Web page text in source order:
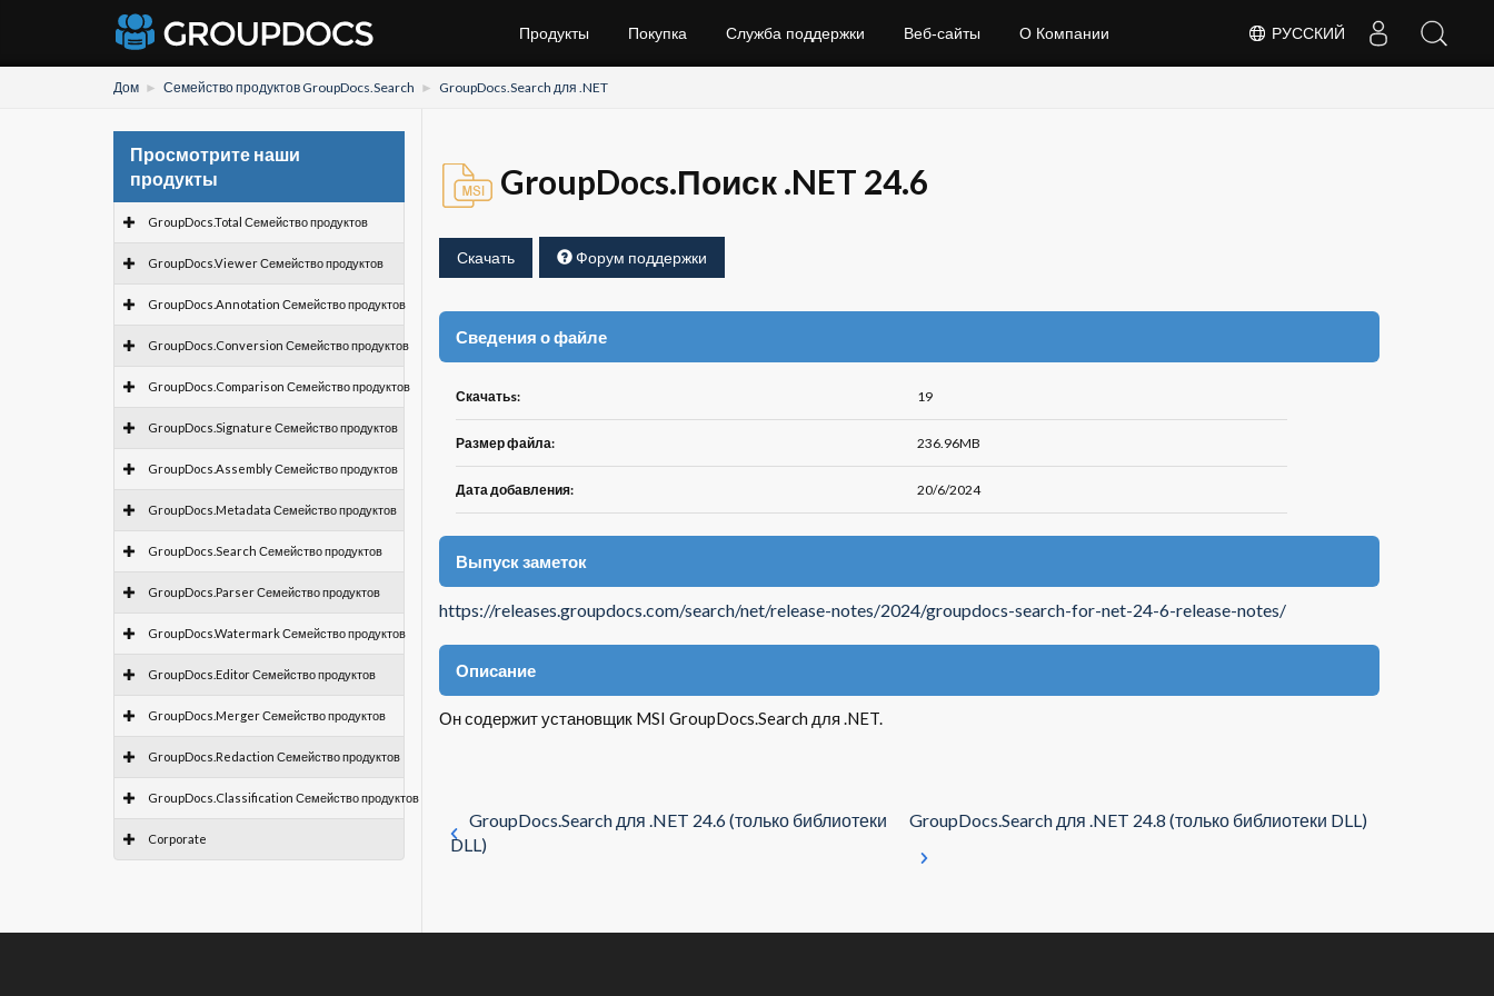
РУССКИЙ
Продукты Покупка Служба поддержки Веб-сайты О Компании
Дом Семейство продуктов GroupDocs.Search GroupDocs.Search для .NET
Просмотрите наши
продукты
GroupDocs.Total Семейство продуктов
GroupDocs.Viewer Семейство продуктов
GroupDocs.Annotation Семейство продуктов
GroupDocs.Conversion Семейство продуктов
GroupDocs.Comparison Семейство продуктов
GroupDocs.Signature Семейство продуктов
GroupDocs.Assembly Семейство продуктов
GroupDocs.Metadata Семейство продуктов
GroupDocs.Search Семейство продуктов
GroupDocs.Parser Семейство продуктов
GroupDocs.Watermark Семейство продуктов
GroupDocs.Editor Семейство продуктов
GroupDocs.Merger Семейство продуктов
GroupDocs.Redaction Семейство продуктов
GroupDocs.Classification Семейство продуктов
Corporate
GroupDocs.Поиск .NET 24.6
Скачать Форум поддержки
Сведения о файле
Скачатьs: 19
Размер файла: 236.96MB
Дата добавления: 20/6/2024
Выпуск заметок
https://releases.groupdocs.com/search/net/release-notes/2024/groupdocs-search-for-net-24-6-release-notes/
Описание
Он содержит установщик MSI GroupDocs.Search для .NET.
GroupDocs.Search для .NET 24.6 (только библиотеки
DLL)
GroupDocs.Search для .NET 24.8 (только библиотеки DLL)